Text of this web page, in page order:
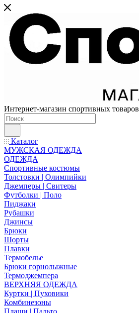
Интернет-магазин спортивных товаров
Каталог
МУЖСКАЯ ОДЕЖДА
ОДЕЖДА
Спортивные костюмы
Толстовки | Олимпийки
Джемперы | Свитеры
Футболки | Поло
Пиджаки
Рубашки
Джинсы
Брюки
Шорты
Плавки
Термобелье
Брюки горнолыжные
Термоджемпера
ВЕРХНЯЯ ОДЕЖДА
Куртки | Пуховики
Комбинезоны
Плащи | Пальто